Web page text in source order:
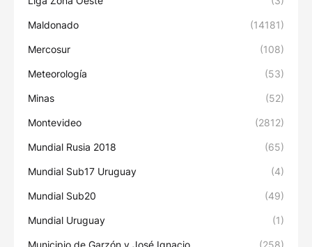
Maldonado (14181)
Mercosur (108)
Meteorología (53)
Minas (52)
Montevideo (2812)
Mundial Rusia 2018 (65)
Mundial Sub17 Uruguay (4)
Mundial Sub20 (49)
Mundial Uruguay (1)